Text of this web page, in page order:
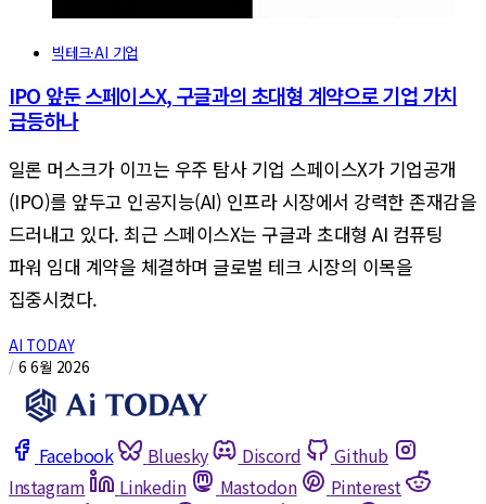
빅테크·AI 기업
IPO 앞둔 스페이스X, 구글과의 초대형 계약으로 기업 가치
급등하나
일론 머스크가 이끄는 우주 탐사 기업 스페이스X가 기업공개
(IPO)를 앞두고 인공지능(AI) 인프라 시장에서 강력한 존재감을
드러내고 있다. 최근 스페이스X는 구글과 초대형 AI 컴퓨팅
파워 임대 계약을 체결하며 글로벌 테크 시장의 이목을
집중시켰다.
AI TODAY
/ 6 6월 2026
Facebook Bluesky Discord
Github
Instagram
Linkedin Mastodon
Pinterest